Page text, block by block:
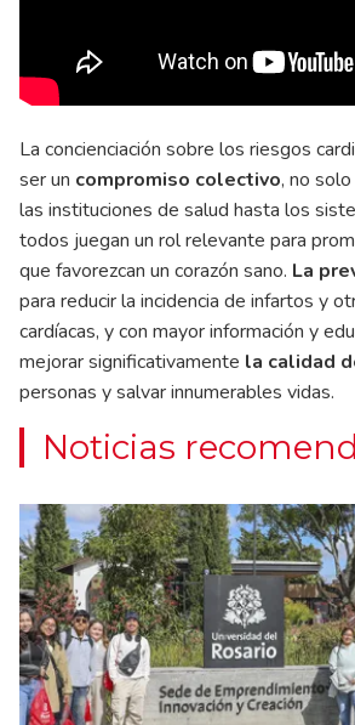
La concienciación sobre los riesgos
ser un compromiso colectivo, no
las instituciones de salud hasta los
todos juegan un rol relevante para
que favorezcan un corazón sano. La
para reducir la incidencia de infartos y
cardíacas, y con mayor información y
mejorar significativamente la calidad
personas y salvar innumerables vidas.
Noticias